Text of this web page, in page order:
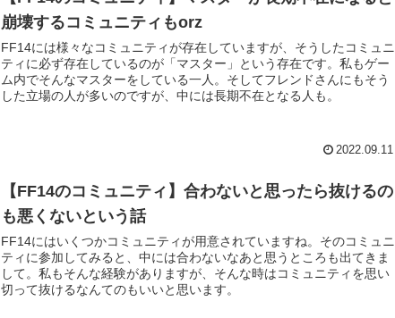
崩壊するコミュニティもorz
FF14には様々なコミュニティが存在していますが、そうしたコミュニ
ティに必ず存在しているのが「マスター」という存在です。私もゲー
ム内でそんなマスターをしている一人。そしてフレンドさんにもそう
した立場の人が多いのですが、中には長期不在となる人も。
2022.09.11
【FF14のコミュニティ】合わないと思ったら抜けるの
も悪くないという話
FF14にはいくつかコミュニティが用意されていますね。そのコミュニ
ティに参加してみると、中には合わないなあと思うところも出てきま
して。私もそんな経験がありますが、そんな時はコミュニティを思い
切って抜けるなんてのもいいと思います。